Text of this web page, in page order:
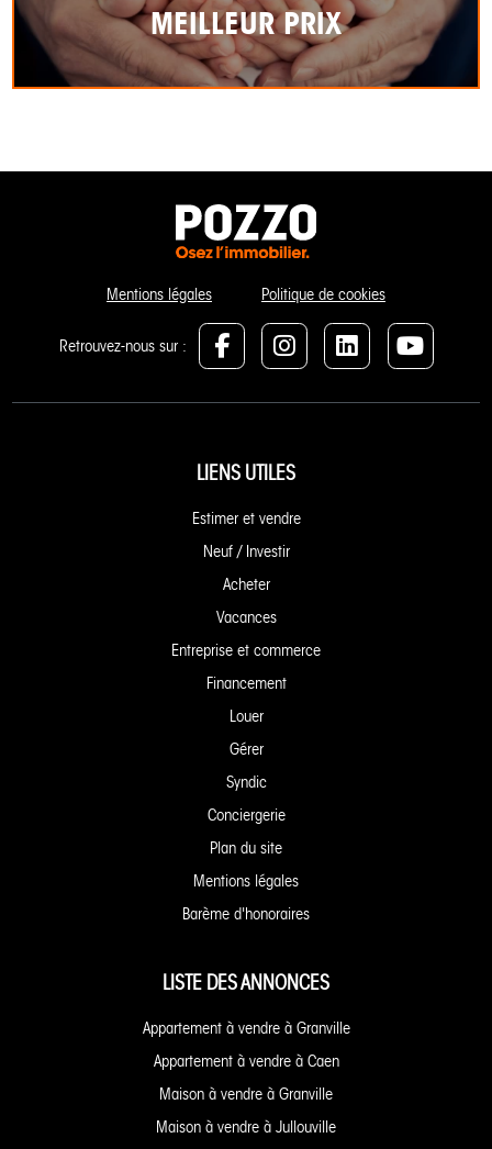
MEILLEUR PRIX
Mentions légales Politique de cookies
Retrouvez-nous sur :
LIENS UTILES
Estimer et vendre
Neuf / Investir
Acheter
Vacances
Entreprise et commerce
Financement
Louer
Gérer
Syndic
Conciergerie
Plan du site
Mentions légales
Barème d'honoraires
LISTE DES ANNONCES
Appartement à vendre à Granville
Appartement à vendre à Caen
Maison à vendre à Granville
Maison à vendre à Jullouville